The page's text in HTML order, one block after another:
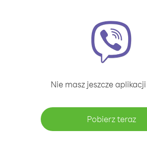
Nie masz jeszcze
Pobierz teraz